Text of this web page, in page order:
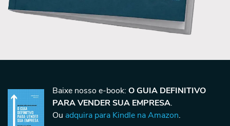
Baixe nosso e-book: O GUIA DEFINITIVO
PARA VENDER SUA EMPRESA.
Ou adquira para Kindle na Amazon.